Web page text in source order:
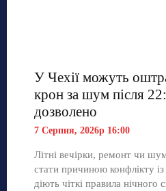
У Чехії можуть
крон за шум після
дозволено
7 Серпня, 2026р 16:00
Літні вечірки, ремонт чи
стати причиною конфлікту
діють чіткі правила нічного